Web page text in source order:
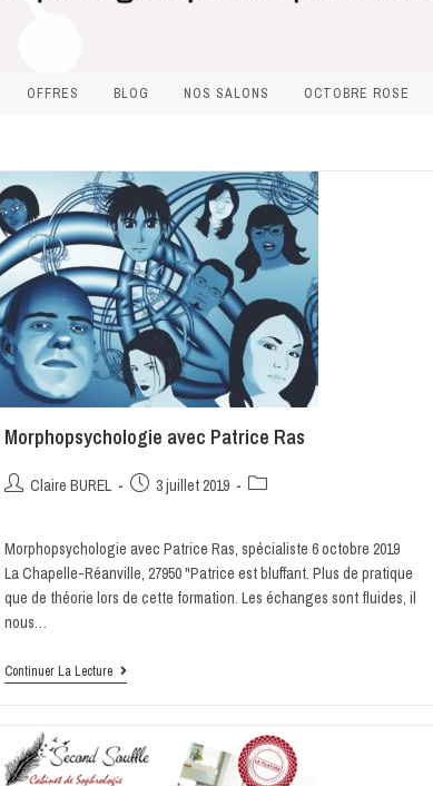
OFFRES BLOG NOS SALONS OCTOBRE ROSE
Morphopsychologie avec Patrice Ras
Claire BUREL 3 juillet 2019
Morphopsychologie avec Patrice Ras, spécialiste 6 octobre 2019
La Chapelle-Réanville, 27950 "Patrice est bluffant. Plus de pratique
que de théorie lors de cette formation. Les échanges sont fluides, il
nous…
Continuer La Lecture